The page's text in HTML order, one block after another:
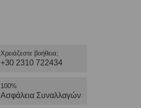
Χρειάζεστε βοήθεια;
+30 2310 722434
100%
Ασφάλεια Συναλλαγών